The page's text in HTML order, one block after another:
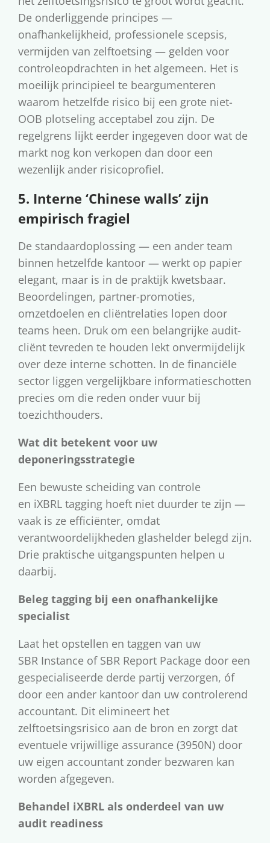
De onderliggende principes —
onafhankelijkheid, professionele scepsis,
vermijden van zelftoetsing — gelden voor
controleopdrachten in het algemeen. Het is
moeilijk principieel te beargumenteren
waarom hetzelfde risico bij een grote niet-
OOB plotseling acceptabel zou zijn. De
regelgrens lijkt eerder ingegeven door wat de
markt nog kon verkopen dan door een
wezenlijk ander risicoprofiel.
5. Interne ‘Chinese walls’ zijn
empirisch fragiel
De standaardoplossing — een ander team
binnen hetzelfde kantoor — werkt op papier
elegant, maar is in de praktijk kwetsbaar.
Beoordelingen, partner-promoties,
omzetdoelen en cliëntrelaties lopen door
teams heen. Druk om een belangrijke audit-
cliënt tevreden te houden lekt onvermijdelijk
over deze interne schotten. In de financiële
sector liggen vergelijkbare informatieschotten
precies om die reden onder vuur bij
toezichthouders.
Wat dit betekent voor uw
deponeringsstrategie
Een bewuste scheiding van controle
en iXBRL tagging hoeft niet duurder te zijn —
vaak is ze efficiënter, omdat
verantwoordelijkheden glashelder belegd zijn.
Drie praktische uitgangspunten helpen u
daarbij.
Beleg tagging bij een onafhankelijke
specialist
Laat het opstellen en taggen van uw
SBR Instance of SBR Report Package door een
gespecialiseerde derde partij verzorgen, óf
door een ander kantoor dan uw controlerend
accountant. Dit elimineert het
zelftoetsingsrisico aan de bron en zorgt dat
eventuele vrijwillige assurance (3950N) door
uw eigen accountant zonder bezwaren kan
worden afgegeven.
Behandel iXBRL als onderdeel van uw
audit readiness